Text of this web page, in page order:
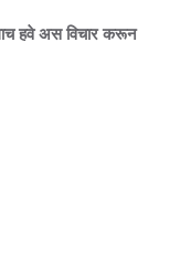
हवे अस विचार करून